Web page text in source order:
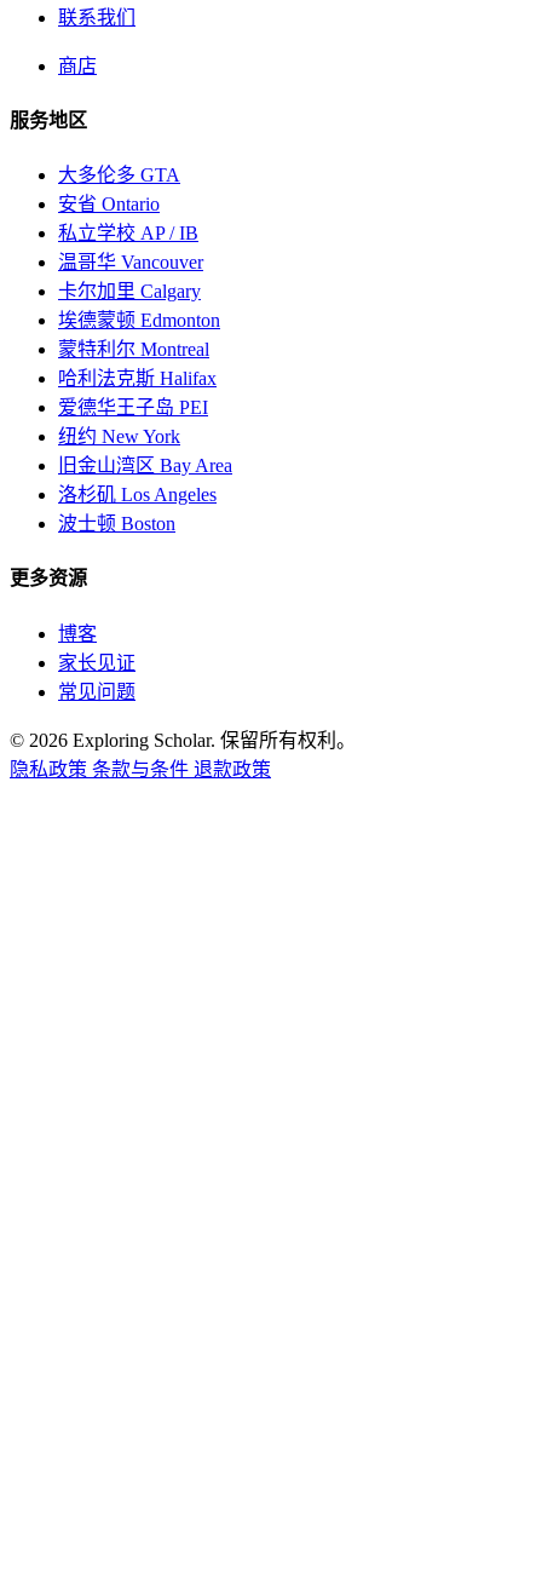
联系我们
商店
服务地区
大多伦多 GTA
安省 Ontario
私立学校 AP / IB
温哥华 Vancouver
卡尔加里 Calgary
埃德蒙顿 Edmonton
蒙特利尔 Montreal
哈利法克斯 Halifax
爱德华王子岛 PEI
纽约 New York
旧金山湾区 Bay Area
洛杉矶 Los Angeles
波士顿 Boston
更多资源
博客
家长见证
常见问题
© 2026 Exploring Scholar. 保留所有权利。
隐私政策 条款与条件 退款政策